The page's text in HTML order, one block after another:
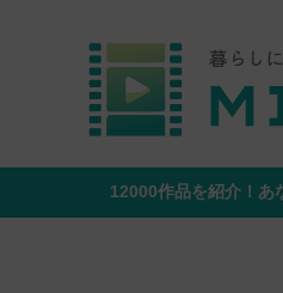
12000作品を紹介！あ